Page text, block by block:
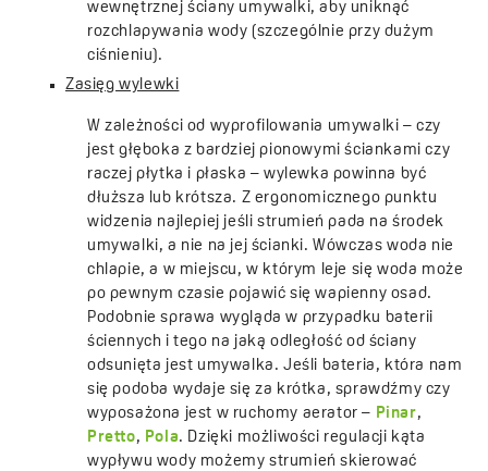
wewnętrznej ściany umywalki, aby uniknąć
rozchlapywania wody (szczególnie przy dużym
ciśnieniu).
Zasięg wylewki
W zależności od wyprofilowania umywalki – czy
jest głęboka z bardziej pionowymi ściankami czy
raczej płytka i płaska – wylewka powinna być
dłuższa lub krótsza. Z ergonomicznego punktu
widzenia najlepiej jeśli strumień pada na środek
umywalki, a nie na jej ścianki. Wówczas woda nie
chlapie, a w miejscu, w którym leje się woda może
po pewnym czasie pojawić się wapienny osad.
Podobnie sprawa wygląda w przypadku baterii
ściennych i tego na jaką odległość od ściany
odsunięta jest umywalka. Jeśli bateria, która nam
się podoba wydaje się za krótka, sprawdźmy czy
wyposażona jest w ruchomy aerator – Pinar,
Pretto, Pola. Dzięki możliwości regulacji kąta
wypływu wody możemy strumień skierować